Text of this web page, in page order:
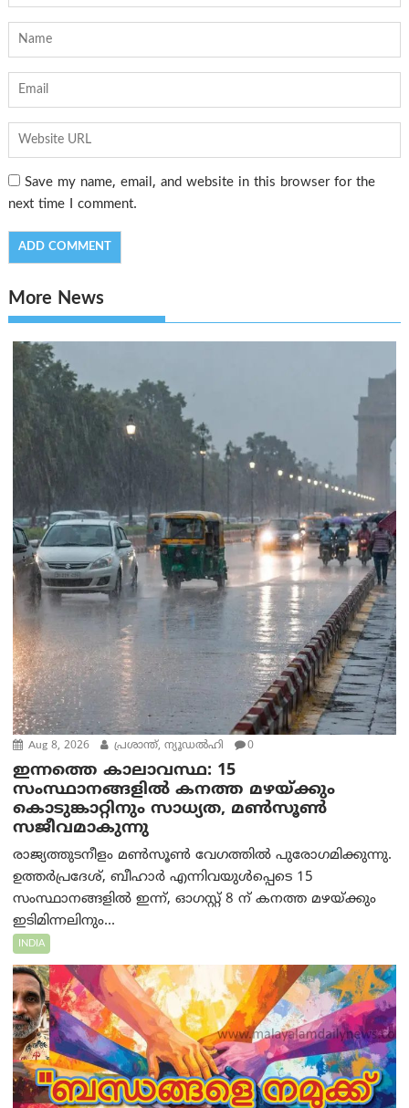
Save my name, email, and website in this browser for the
next time I comment.
More News
Aug 8, 2026 പ്രശാന്ത്, ന്യൂഡല്‍ഹി 0
ഇന്നത്തെ കാലാവസ്ഥ: 15
സംസ്ഥാനങ്ങളിൽ കനത്ത മഴയ്ക്കും
കൊടുങ്കാറ്റിനും സാധ്യത, മൺസൂൺ
സജീവമാകുന്നു
രാജ്യത്തുടനീളം മൺസൂൺ വേഗത്തിൽ പുരോഗമിക്കുന്നു.
ഉത്തർപ്രദേശ്, ബീഹാർ എന്നിവയുൾപ്പെടെ 15
സംസ്ഥാനങ്ങളിൽ ഇന്ന്, ഓഗസ്റ്റ് 8 ന് കനത്ത മഴയ്ക്കും
ഇടിമിന്നലിനും...
INDIA